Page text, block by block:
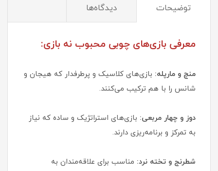
توضیحات دیدگاه‌ها
معرفی بازی‌های چوبی محبوب نه بازی:
منچ و مارپله: بازی‌های کلاسیک و پرطرفدار که هیجان و
شانس را با هم ترکیب می‌کنند.
دوز و چهار مربعی: بازی‌های استراتژیک و ساده که نیاز
به تمرکز و برنامه‌ریزی دارند.
شطرنج و تخته‌ نرد: مناسب برای علاقه‌مندان به